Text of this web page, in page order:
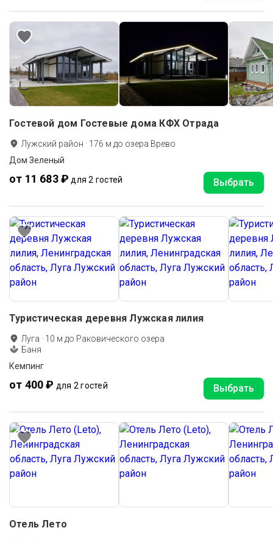
Гостевой дом Гостевые дома КФХ Отрада
Лужский район · 176 м до озера Врево
Дом Зеленый
от 11 683 ₽ для 2 гостей Выбрать
Туристическая деревня Лужская лилия
Луга · 10 м до Раковического озера
Баня
Кемпинг
от 400 ₽ для 2 гостей Выбрать
Отель Лето